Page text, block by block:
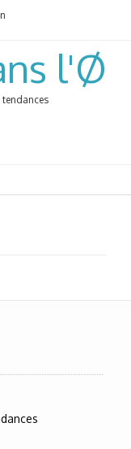
l'Ø
tendances